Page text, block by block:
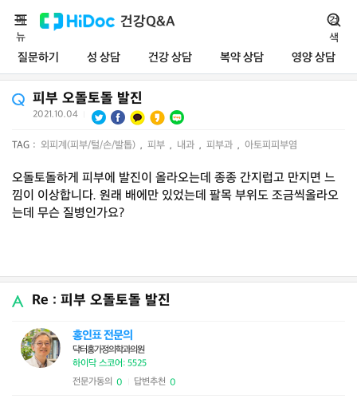
건강Q&A
질문하기 성 상담 건강 상담 복약 상담 영양 상담
메
뉴
검
색
피부 오돌토돌 발진
2021.10.04
TAG : 외피계(피부/털/손/발톱) , 피부 , 내과 , 피부과 , 아토피피부염
오돌토돌하게 피부에 발진이 올라오는데 종종 간지럽고 만지면 느
낌이 이상합니다. 원래 배에만 있었는데 팔목 부위도 조금씩올라오
는데 무슨 질병인가요?
Re : 피부 오돌토돌 발진
홍인표 전문의
닥터홍가정의학과의원
하이닥 스코어: 5525
전문가동의 0 답변추천 0